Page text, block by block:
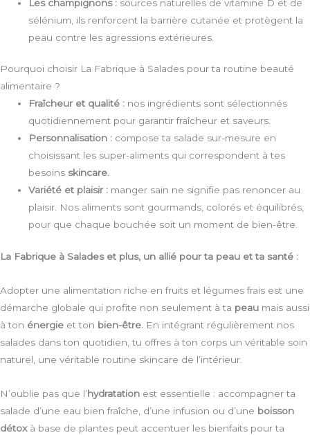
Les champignons : sources naturelles de vitamine D et de
sélénium, ils renforcent la barrière cutanée et protègent la
peau contre les agressions extérieures.
Pourquoi choisir La Fabrique à Salades pour ta routine beauté
alimentaire ?
Fraîcheur et qualité : nos ingrédients sont sélectionnés
quotidiennement pour garantir fraîcheur et saveurs.
Personnalisation : compose ta salade sur-mesure en
choisissant les super-aliments qui correspondent à tes
besoins skincare.
Variété et plaisir : manger sain ne signifie pas renoncer au
plaisir. Nos aliments sont gourmands, colorés et équilibrés,
pour que chaque bouchée soit un moment de bien-être.
La Fabrique à Salades et plus, un allié pour ta peau et ta santé :
Adopter une alimentation riche en fruits et légumes frais est une
démarche globale qui profite non seulement à ta peau mais aussi
à ton énergie et ton bien-être. En intégrant régulièrement nos
salades dans ton quotidien, tu offres à ton corps un véritable soin
naturel, une véritable routine skincare de l’intérieur.
N’oublie pas que l’hydratation est essentielle : accompagner ta
salade d’une eau bien fraîche, d’une infusion ou d’une boisson
détoxà base de plantes peut accentuer les bienfaits pour ta